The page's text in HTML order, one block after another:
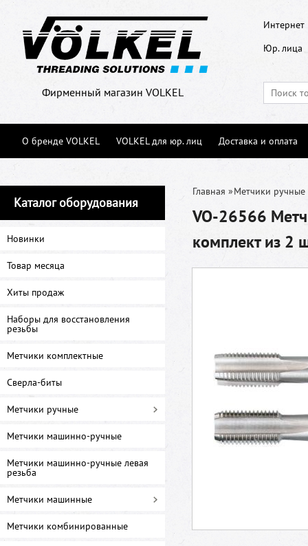
Фирменный магазин VOLKEL
Интернет
Юр. лица
О бренде VOLKEL VOLKEL для юр. лиц Доставка и оплата
Каталог оборудования
Новинки
Товар месяца
Хиты продаж
Наборы для восстановления
резьбы
Метчики комплектные
Сверла-биты
Метчики ручные
Метчики машинно-ручные
Метчики машинно-ручные левая
резьба
Метчики машинные
Метчики комбинированные
Главная »Метчики ручные
VO-26566
комплект из 2